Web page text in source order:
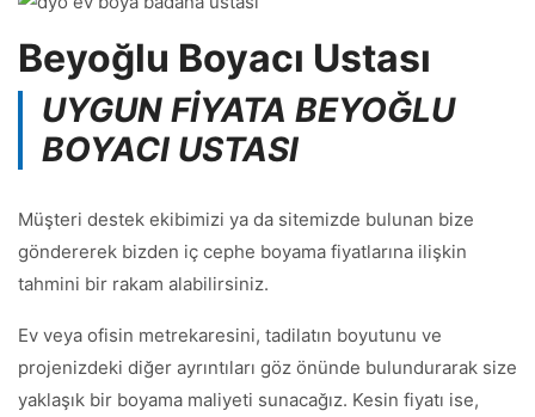
Beyoğlu Boyacı Ustası
UYGUN FİYATA BEYOĞLU
BOYACI USTASI
Müşteri destek ekibimizi ya da sitemizde bulunan bize
göndererek bizden iç cephe boyama fiyatlarına ilişkin
tahmini bir rakam alabilirsiniz.
Ev veya ofisin metrekaresini, tadilatın boyutunu ve
projenizdeki diğer ayrıntıları göz önünde bulundurarak size
yaklaşık bir boyama maliyeti sunacağız. Kesin fiyatı ise,